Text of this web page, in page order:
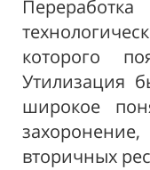
которого
Утилизация
широкое
вторичных